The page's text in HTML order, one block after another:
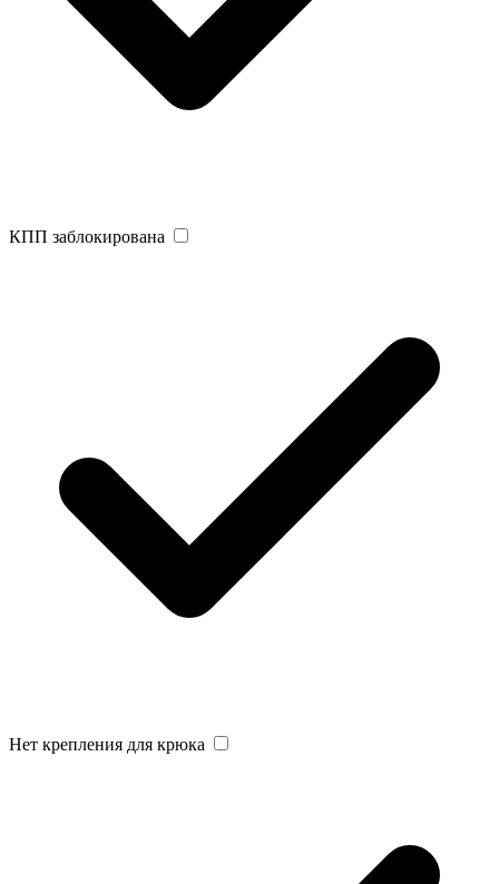
КПП заблокирована
Нет крепления для крюка